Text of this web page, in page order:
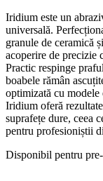
Iridium este un
universală.
granule de ceramică
acoperire de precizie
Practic respinge
boabele rămân
optimizată cu
Iridium oferă
suprafețe dure, ceea
pentru profesioniștii
Disponibil pentru